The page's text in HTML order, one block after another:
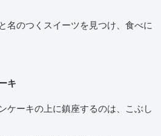
名のつくスイーツを見つけ、食べに
キ
ケーキの上に鎮座するのは、こぶし